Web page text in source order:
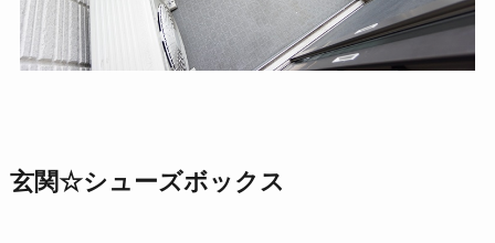
玄関☆シューズボックス